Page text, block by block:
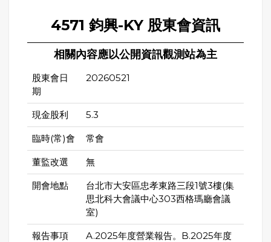
4571 鈞興-KY 股東會資訊
相關內容應以公開資訊觀測站為主
股東會日
期
20260521
現金股利 5.3
臨時(常)會 常會
董監改選 無
開會地點
台北市大安區忠孝東路三段1號3樓(集
思北科大會議中心303西格瑪廳會議
室)
報告事項
A.2025年度營業報告。B.2025年度